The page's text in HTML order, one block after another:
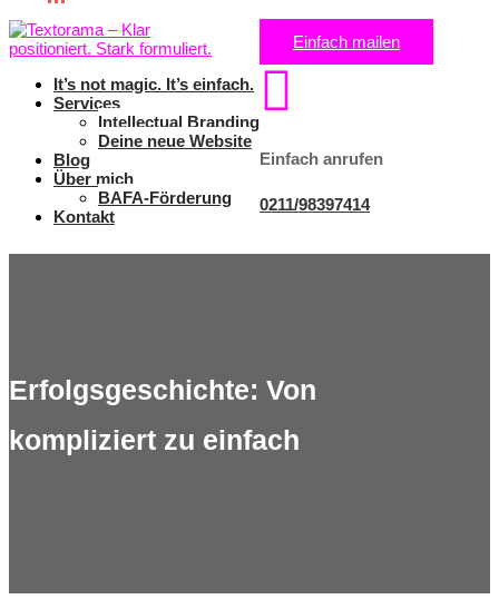
It’s not magic. It’s einfach.
Services
Intellectual Branding
Deine neue Website
Blog
Über mich
BAFA-Förderung
Kontakt
Einfach mailen

Einfach anrufen
0211/98397414
Erfolgsgeschichte: Von
kompliziert zu einfach